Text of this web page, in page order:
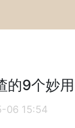
的9个妙
06 15:54